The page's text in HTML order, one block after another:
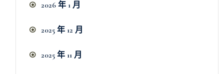
2026 年 1 月
2025 年 12 月
2025 年 11 月